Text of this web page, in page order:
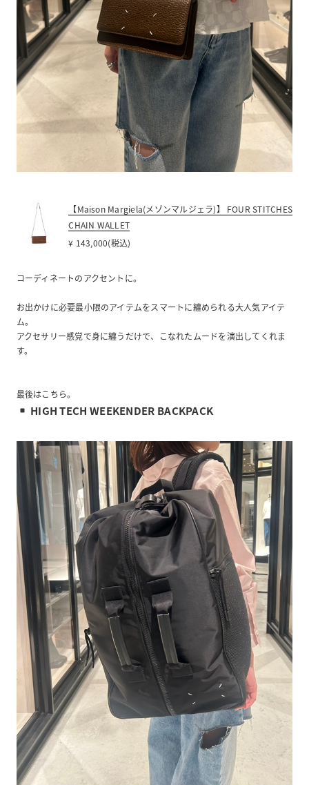
【Maison Margiela(メゾンマルジェラ)】 FOUR STITCHES
CHAIN WALLET
¥ 143,000(税込)
コーディネートのアクセントに。
お出かけに必要最小限のアイテムをスマートに纏められる大人気アイテ
ム。
アクセサリー感覚で身に纏うだけで、こなれたムードを演出してくれま
す。
最後はこちら。
HIGH TECH WEEKENDER BACKPACK